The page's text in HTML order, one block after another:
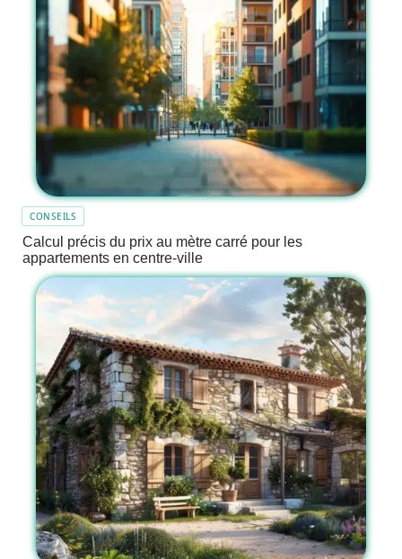
CONSEILS
Calcul précis du prix au mètre carré pour les
appartements en centre-ville